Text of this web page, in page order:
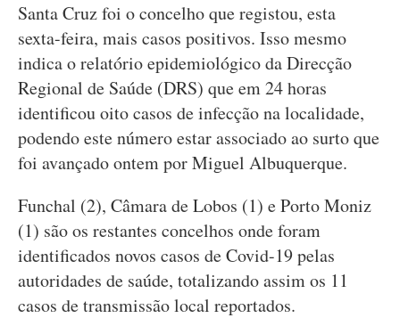
Santa Cruz foi o concelho que registou, esta
sexta-feira, mais casos positivos. Isso mesmo
indica o relatório epidemiológico da Direcção
Regional de Saúde (DRS) que em 24 horas
identificou oito casos de infecção na localidade,
podendo este número estar associado ao surto que
foi avançado ontem por Miguel Albuquerque.
Funchal (2), Câmara de Lobos (1) e Porto Moniz
(1) são os restantes concelhos onde foram
identificados novos casos de Covid-19 pelas
autoridades de saúde, totalizando assim os 11
casos de transmissão local reportados.